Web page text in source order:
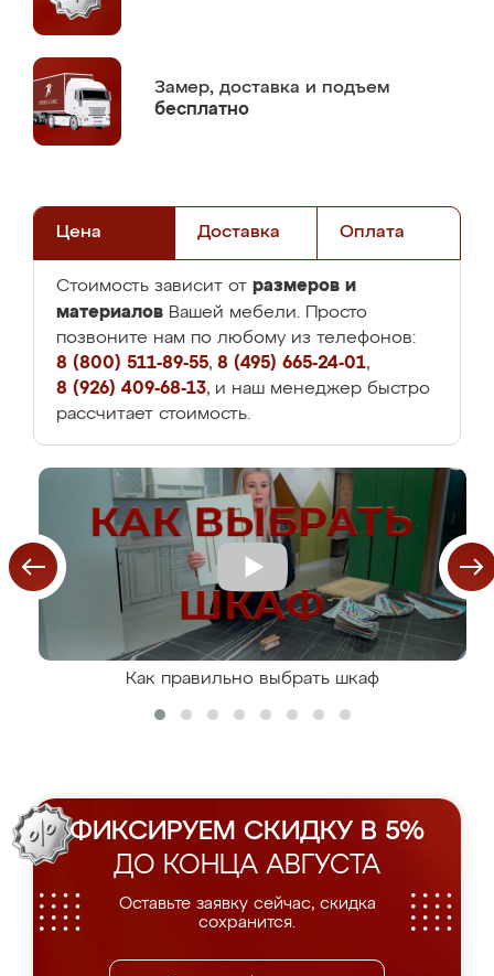
Замер, доставка и подъем
бесплатно
Цена Доставка Оплата
Стоимость зависит от размеров и
материалов Вашей мебели. Просто
позвоните нам по любому из телефонов:
8 (800) 511-89-55, 8 (495) 665-24-01,
8 (926) 409-68-13, и наш менеджер быстро
рассчитает стоимость.
Как правильно выбрать шкаф
ФИКСИРУЕМ СКИДКУ В 5%
ДО КОНЦА АВГУСТА
Оставьте заявку сейчас, скидка
сохранится.